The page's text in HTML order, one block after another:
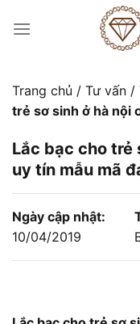
đến
Trang chủ / Tư vấn /
trẻ sơ sinh ở hà nội
Lắc bạc cho trẻ
uy tín mẫu mã
Ngày cập nhật:
10/04/2019